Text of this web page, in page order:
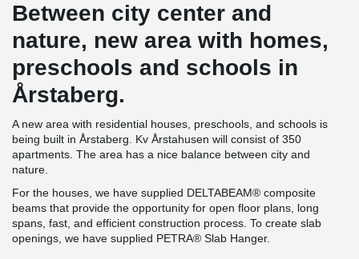
Between city center and
nature, new area with homes,
preschools and schools in
Årstaberg.
A new area with residential houses, preschools, and schools is
being built in Årstaberg. Kv Årstahusen will consist of 350
apartments. The area has a nice balance between city and
nature.
For the houses, we have supplied DELTABEAM® composite
beams that provide the opportunity for open floor plans, long
spans, fast, and efficient construction process. To create slab
openings, we have supplied PETRA® Slab Hanger.